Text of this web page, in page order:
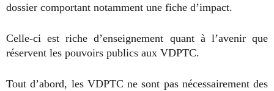
dossier comportant notamment une fiche d’impact.
Celle-ci est riche d’enseignement quant à l’avenir que
réservent les pouvoirs publics aux VDPTC.
Tout d’abord, les VDPTC ne sont pas nécessairement des